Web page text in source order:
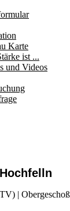
Karte
ist ...
und Videos
|